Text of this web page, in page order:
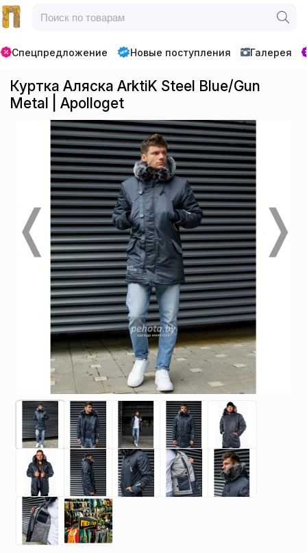
Спецпредложение Новые поступления Галерея
Куртка Аляска ArktiK Steel Blue/Gun
Metal | Apolloget